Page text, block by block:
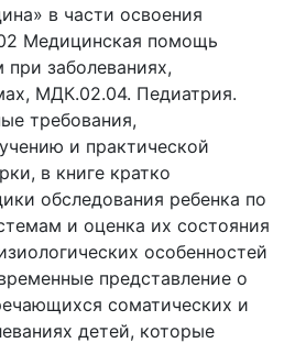
в части освоения
Медицинская помощь
заболеваниях,
МДК.02.04. Педиатрия.
требования,
и практической
в книге кратко
обследования ребенка по
и оценка их состояния
особенностей
представление о
соматических и
детей, которые